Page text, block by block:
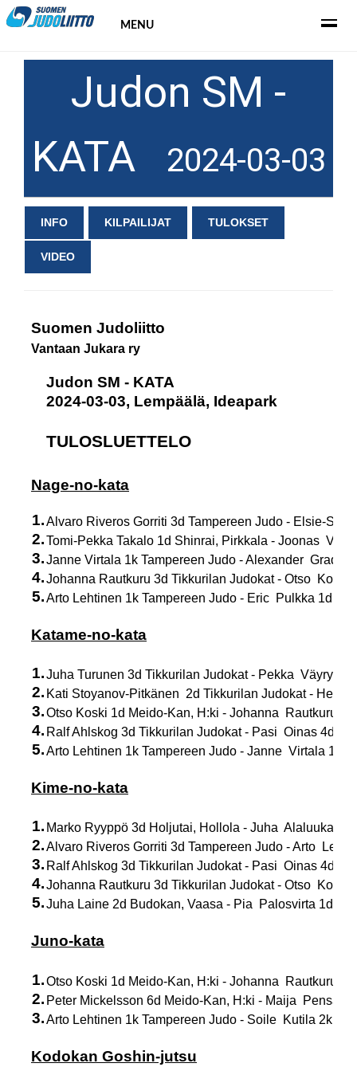
MENU
Judon SM -
KATA
2024-03-03
INFO KILPAILIJAT TULOKSET
VIDEO